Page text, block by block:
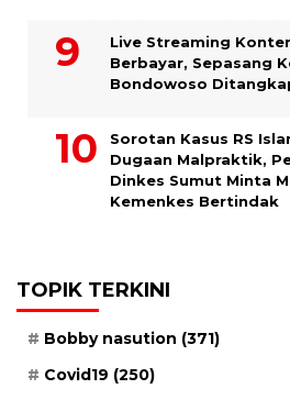
Live Streaming
Berbayar, Sepasang
Bondowoso
Sorotan Kasus RS
Dugaan Malpraktik,
Dinkes Sumut Minta
Kemenkes Bertindak
TOPIK TERKINI
Bobby nasution (371)
Covid19 (250)